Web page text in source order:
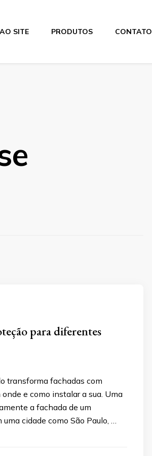
SITE PRODUTOS CONTATO
para diferentes
transforma fachadas com
e como instalar a sua. Uma
a fachada de um
cidade como São Paulo, …